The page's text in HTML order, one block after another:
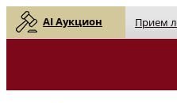
AI Аукцион Прием